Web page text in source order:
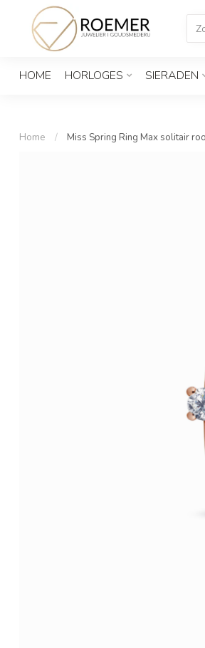
HOME HORLOGES SIERADEN
Home / Miss Spring Ring Max solitair